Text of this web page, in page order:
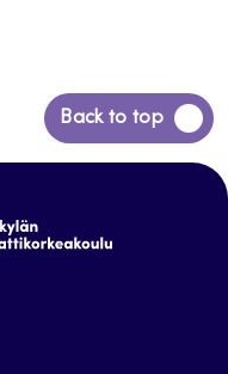
Back to top
Siirry
takaisin